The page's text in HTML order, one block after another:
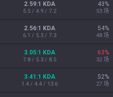
2.59:1 KDA
5.5 / 4.9 / 7.2
43%
53 场
2.56:1 KDA
6.1 / 5.3 / 7.3
54%
48 场
3.05:1 KDA
7.8 / 5.3 / 8.5
63%
32 场
3.41:1 KDA
1.4 / 4.4 / 13.6
52%
27 场